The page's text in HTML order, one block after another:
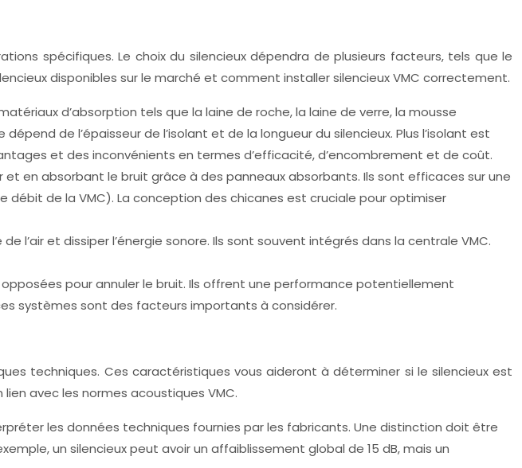
spécifiques. Le choix du silencieux dépendra de plusieurs facteurs, tels que le
disponibles sur le marché et comment installer silencieux VMC correctement.
d’absorption tels que la laine de roche, la laine de verre, la mousse
de l’épaisseur de l’isolant et de la longueur du silencieux. Plus l’isolant est
et des inconvénients en termes d’efficacité, d’encombrement et de coût.
et en absorbant le bruit grâce à des panneaux absorbants. Ils sont efficaces sur une
de la VMC). La conception des chicanes est cruciale pour optimiser
l’air et dissiper l’énergie sonore. Ils sont souvent intégrés dans la centrale VMC.
pour annuler le bruit. Ils offrent une performance potentiellement
systèmes sont des facteurs importants à considérer.
techniques. Ces caractéristiques vous aideront à déterminer si le silencieux est
avec les normes acoustiques VMC.
les données techniques fournies par les fabricants. Une distinction doit être
un silencieux peut avoir un affaiblissement global de 15 dB, mais un